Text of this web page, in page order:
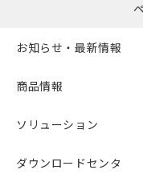
お知らせ・最新情報
商品情報
ソリューション
ダウンロードセンタ